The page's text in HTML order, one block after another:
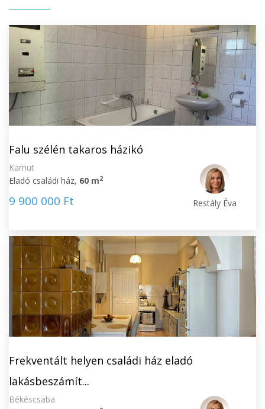
Falu szélén takaros házikó
Kamut
Eladó családi ház, 60 m2
9 900 000 Ft Restály Éva
Frekventált helyen családi ház eladó
lakásbeszámít...
Békéscsaba